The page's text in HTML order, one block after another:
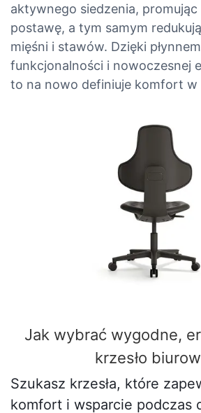
aktywnego siedzenia,
postawę, a tym samym
mięśni i stawów. Dzięki
funkcjonalności i nowoczesnej
to na nowo definiuje komfort w
Jak wybrać wygodne,
krzesło
Szukasz krzesła, które
komfort i wsparcie podczas